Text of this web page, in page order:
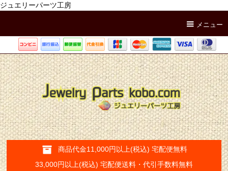
ジュエリーパーツ工房
メニュー
商品代金11,000円以上(税込) 宅配便無料
33,000円以上(税込) 宅配便送料・代引手数料無料